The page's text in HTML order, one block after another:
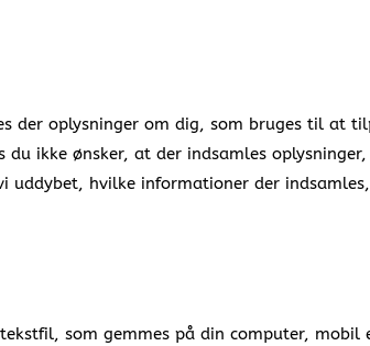
der oplysninger om dig, som bruges til at
du ikke ønsker, at der indsamles
uddybet, hvilke informationer der
tekstfil, som gemmes på din computer,